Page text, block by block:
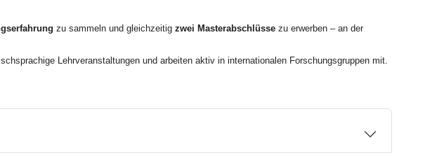
zu sammeln und gleichzeitig zwei Masterabschlüsse zu erwerben – an der
Lehrveranstaltungen und arbeiten aktiv in internationalen Forschungsgruppen mit.